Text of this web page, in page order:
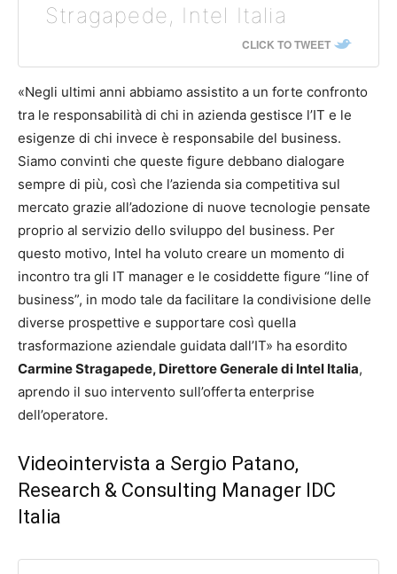
Stragapede, Intel Italia
CLICK TO TWEET
«Negli ultimi anni abbiamo assistito a un forte confronto
tra le responsabilità di chi in azienda gestisce l’IT e le
esigenze di chi invece è responsabile del business.
Siamo convinti che queste figure debbano dialogare
sempre di più, così che l’azienda sia competitiva sul
mercato grazie all’adozione di nuove tecnologie pensate
proprio al servizio dello sviluppo del business. Per
questo motivo, Intel ha voluto creare un momento di
incontro tra gli IT manager e le cosiddette figure “line of
business”, in modo tale da facilitare la condivisione delle
diverse prospettive e supportare così quella
trasformazione aziendale guidata dall’IT» ha esordito
Carmine Stragapede, Direttore Generale di Intel Italia,
aprendo il suo intervento sull’offerta enterprise
dell’operatore.
Videointervista a Sergio Patano,
Research & Consulting Manager IDC
Italia